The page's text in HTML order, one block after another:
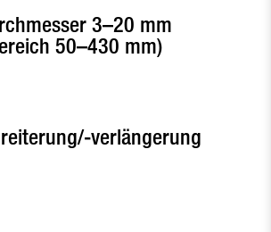
3–20 mm
50–430 mm)
verlängerung